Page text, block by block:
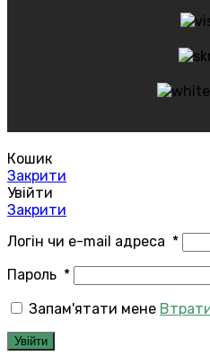
Кошик
Закрити
Увійти
Закрити
Логін чи e-mail адреса *
Пароль *
Запам'ятати мене
Увійти